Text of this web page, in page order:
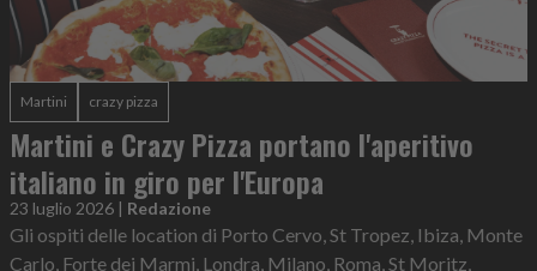
Martini crazy pizza
Martini e Crazy Pizza portano l'aperitivo
italiano in giro per l'Europa
23 luglio 2026 | Redazione
Gli ospiti delle location di Porto Cervo, St Tropez, Ibiza, Monte
Carlo, Forte dei Marmi, Londra, Milano, Roma, St Moritz,